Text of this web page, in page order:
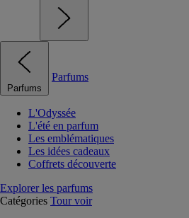
Parfums
Parfums
L'Odyssée
L'été en parfum
Les emblématiques
Les idées cadeaux
Coffrets découverte
Explorer les parfums
Catégories Tour voir